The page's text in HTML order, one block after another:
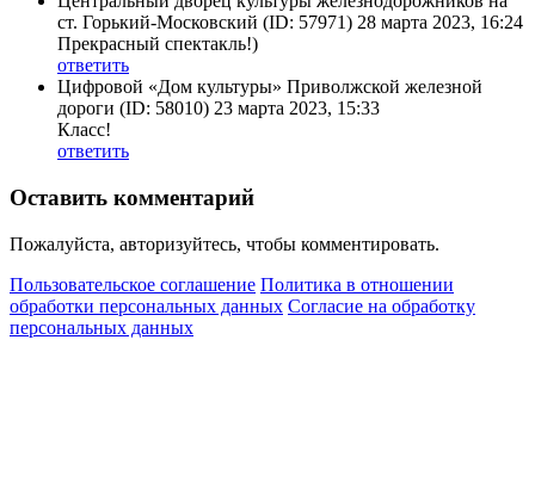
ст. Горький-Московский (ID: 57971) 28 марта 2023, 16:24
Прекрасный спектакль!)
ответить
Цифровой «Дом культуры» Приволжской железной
дороги (ID: 58010) 23 марта 2023, 15:33
Класс!
ответить
Оставить комментарий
Пожалуйста, авторизуйтесь, чтобы комментировать.
Пользовательское соглашение Политика в отношении
обработки персональных данных Согласие на обработку
персональных данных